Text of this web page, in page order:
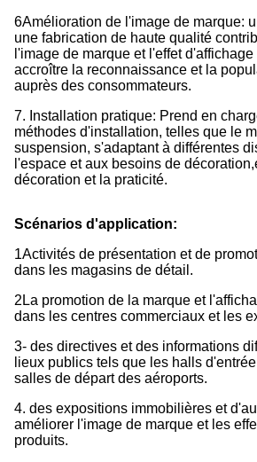
6Amélioration de l'image de marque:
une fabrication de haute qualité
l'image de marque et l'effet
accroître la reconnaissance et la
auprès des consommateurs.
7. Installation pratique: Prend en
méthodes d'installation, telles que le
suspension, s'adaptant à différentes
l'espace et aux besoins de
décoration et la praticité.
Scénarios d'application:
1Activités de présentation et de
dans les magasins de détail.
2La promotion de la marque et
dans les centres commerciaux et les
3- des directives et des informations
lieux publics tels que les halls
salles de départ des aéroports.
4. des expositions immobilières et
améliorer l'image de marque et les
produits.